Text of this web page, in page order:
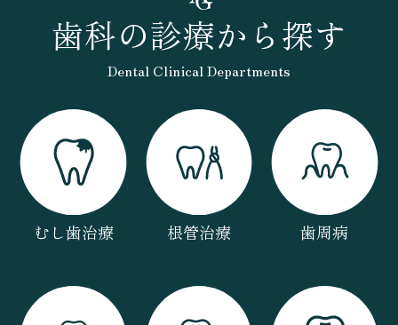
歯科の診療から探す
Dental Clinical Departments
むし歯治療 根管治療 歯周病